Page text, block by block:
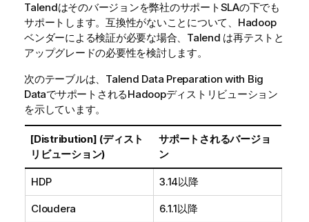
Talendはそのバージョンを弊社のサポートSLAの下でも
サポートします。互換性がないことについて、Hadoop
ベンダーによる検証が必要な場合、 Talend は再テストと
アップグレードの必要性を検討します。
次のテーブルは、 Talend Data Preparation with Big
DataでサポートされるHadoopディストリビューション
を示しています。
[Distribution] (ディスト
リビューション)
サポートされるバージョ
ン
HDP 3.14以降
Cloudera 6.1.1以降